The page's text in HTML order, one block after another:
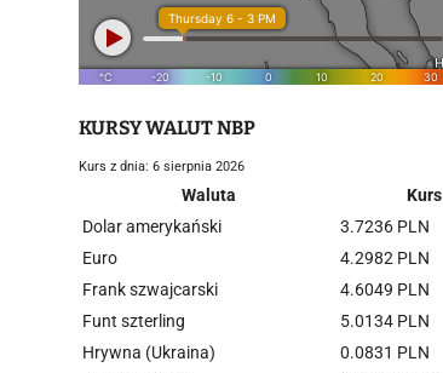
KURSY WALUT NBP
Kurs z dnia: 6 sierpnia 2026
Waluta
Kurs
Dolar amerykański
3.7236 PLN
Euro
4.2982 PLN
Frank szwajcarski
4.6049 PLN
Funt szterling
5.0134 PLN
Hrywna (Ukraina)
0.0831 PLN